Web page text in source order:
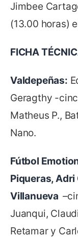
Jimbee
(13.00 horas)
FICHA
Valdepeñas:
Geragthy -
Matheus P.,
Nano.
Fútbol
Piqueras,
Villanueva
Juanqui,
Retamar y